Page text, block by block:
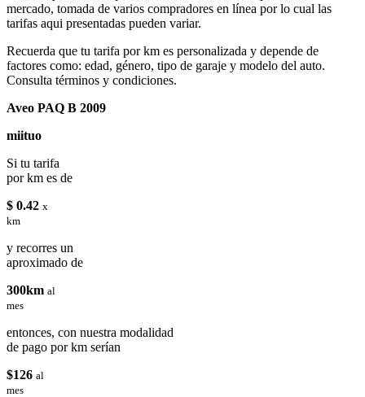
mercado, tomada de varios compradores en línea por lo cual las
tarifas aqui presentadas pueden variar.
Recuerda que tu tarifa por km es personalizada y depende de
factores como: edad, género, tipo de garaje y modelo del auto.
Consulta términos y condiciones.
Aveo PAQ B 2009
miituo
Si tu tarifa
por km es de
$ 0.42 x
km
y recorres un
aproximado de
300km al
mes
entonces, con nuestra modalidad
de pago por km serían
$126 al
mes